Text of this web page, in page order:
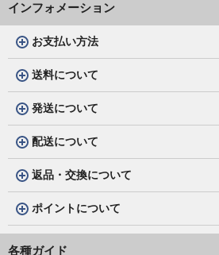
インフォメーション
お支払い方法
送料について
発送について
配送について
返品・交換について
ポイントについて
各種ガイド